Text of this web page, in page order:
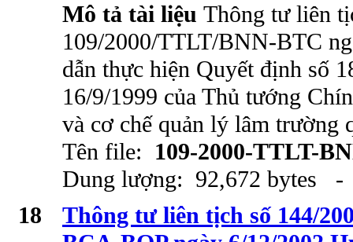
Mô tả tài liệu Thông tư liên
109/2000/TTLT/BNN-BTC
dẫn thực hiện Quyết định số
16/9/1999 của Thủ tướng
và cơ chế quản lý lâm trường
Tên file: 109-2000-TTLT-
Dung lượng: 92,672 bytes
18
Thông tư liên tịch số 144/